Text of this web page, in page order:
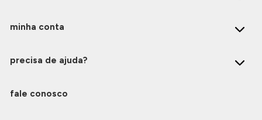
minha conta
precisa de ajuda?
fale conosco